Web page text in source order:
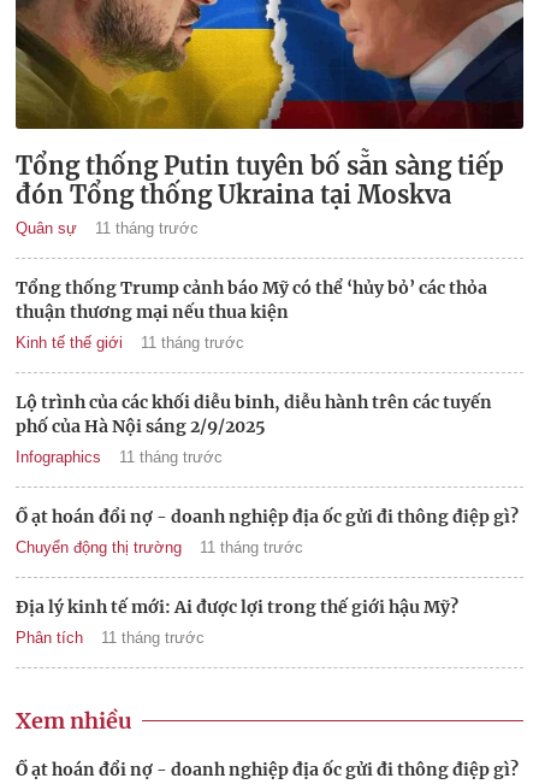
Tổng thống Putin tuyên bố sẵn sàng tiếp
đón Tổng thống Ukraina tại Moskva
Quân sự 11 tháng trước
Tổng thống Trump cảnh báo Mỹ có thể ‘hủy bỏ’ các thỏa
thuận thương mại nếu thua kiện
Kinh tế thế giới 11 tháng trước
Lộ trình của các khối diễu binh, diễu hành trên các tuyến
phố của Hà Nội sáng 2/9/2025
Infographics 11 tháng trước
Ồ ạt hoán đổi nợ - doanh nghiệp địa ốc gửi đi thông điệp gì?
Chuyển động thị trường 11 tháng trước
Địa lý kinh tế mới: Ai được lợi trong thế giới hậu Mỹ?
Phân tích 11 tháng trước
Xem nhiều
Ồ ạt hoán đổi nợ - doanh nghiệp địa ốc gửi đi thông điệp gì?